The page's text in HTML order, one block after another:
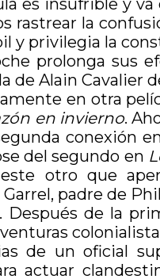
es insufrible y
rastrear la
y privilegia la
prolonga sus
de Alain
en otra
en invierno.
conexión
del segundo en
otro que
padre de
de la
de un oficial
actuar